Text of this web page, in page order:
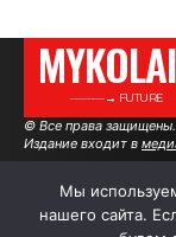
———→ FUTURE
© Все права
Издание входит в
Мы
нашего сайта.